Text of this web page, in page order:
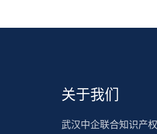
关于我们
武汉中企联合知识产